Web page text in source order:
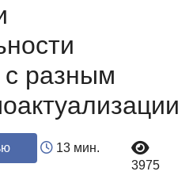
разным
13 мин.
3975